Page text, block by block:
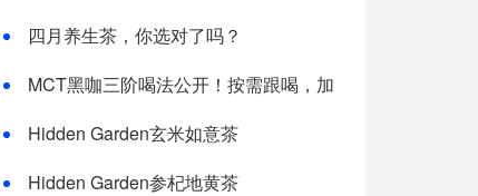
四月养生茶，你选对了吗？
MCT黑咖三阶喝法公开！按需跟喝，加
Hidden Garden玄米如意茶
Hidden Garden参杞地黄茶